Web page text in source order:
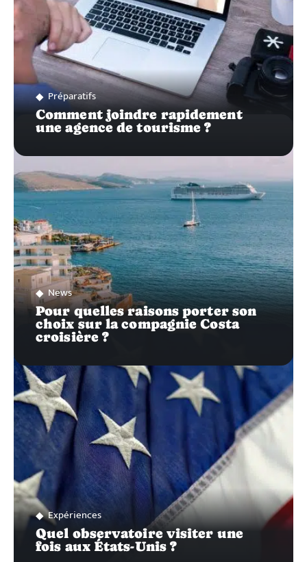
Préparatifs
Comment joindre rapidement
une agence de tourisme ?
News
Pour quelles raisons porter son
choix sur la compagnie Costa
croisière ?
Expériences
Quel observatoire visiter une
fois aux États-Unis ?